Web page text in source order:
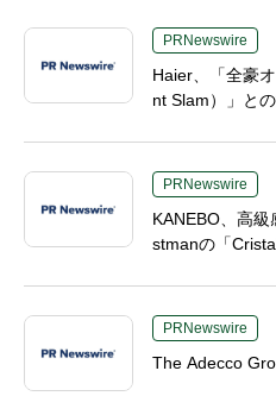
PRNewswire
Haier、「全豪
nt Slam）」と
PRNewswire
KANEBO、高
stmanの「
PRNewswire
The Adecco